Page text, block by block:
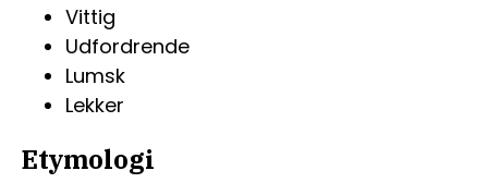
Vittig
Udfordrende
Lumsk
Lekker
Etymologi